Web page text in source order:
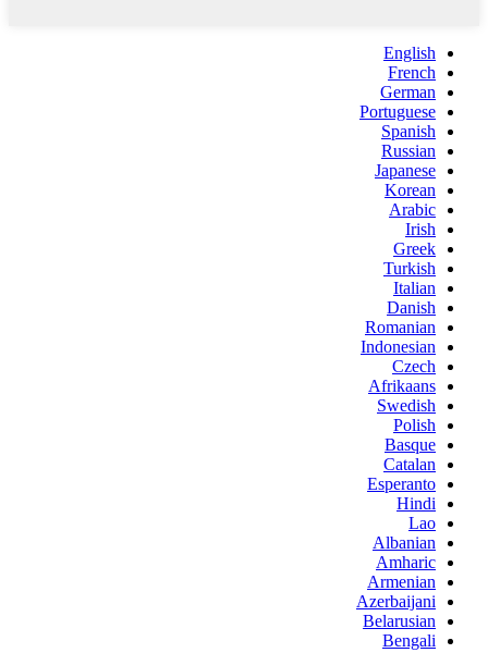
English
French
German
Portuguese
Spanish
Russian
Japanese
Korean
Arabic
Irish
Greek
Turkish
Italian
Danish
Romanian
Indonesian
Czech
Afrikaans
Swedish
Polish
Basque
Catalan
Esperanto
Hindi
Lao
Albanian
Amharic
Armenian
Azerbaijani
Belarusian
Bengali